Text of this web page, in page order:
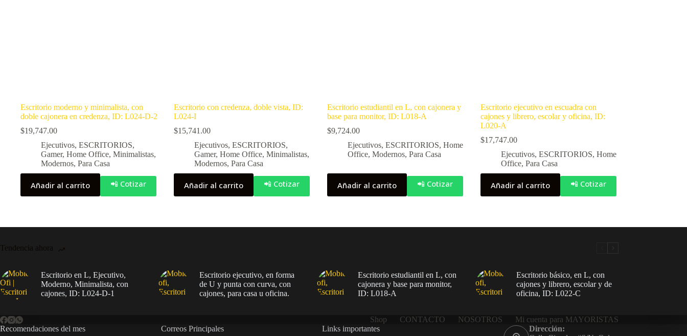
Escritorio moderno y minimalista, con
doble cajonera en credenza, ID: L024-D-2
$19,747.00
Ejecutivos, ESCRITORIOS,
Gamer, Home Office, Minimalistas,
Modernos, Para Casa
Añadir al carrito 📲 Cotizar
Escritorio con credenza, doble vista, ID:
L024-I
$15,741.00
Ejecutivos, ESCRITORIOS,
Gamer, Home Office, Minimalistas,
Modernos, Para Casa
Añadir al carrito 📲 Cotizar
Escritorio estudiantil en L, con cajonera y
base para monitor, ID: L018-A
$9,724.00
Ejecutivos, ESCRITORIOS, Home
Office, Modernos, Para Casa
Añadir al carrito 📲 Cotizar
Escritorio ejecutivo en escuadra con
cajones y librero, escolar y oficina, ID:
L020-A
$17,747.00
Ejecutivos, ESCRITORIOS, Home
Office, Para Casa
Añadir al carrito 📲 Cotizar
Tendencia ahora
Escritorio en L, Ejecutivo,
Moderno, Minimalista, con
cajones, ID: L024-D-1
Escritorio ejecutivo, en forma
de U y punta con curva, con
cajones, para casa u oficina.
Escritorio estudiantil en L, con
cajonera y base para monitor,
ID: L018-A
Escritorio básico, en L, con
cajones y librero, escolar y de
oficina, ID: L022-C
Shop CONTACTO NOSOTROS
Mi cuenta para MAYORISTAS
Recomendaciones del mes
Correos Principales Links importantes
Dirección: